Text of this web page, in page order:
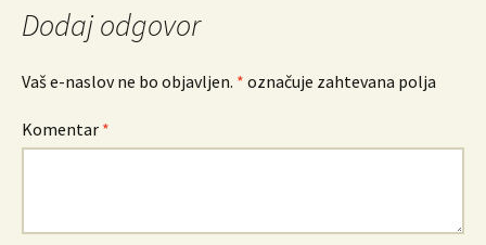
Dodaj odgovor
Vaš e-naslov ne bo objavljen. * označuje zahtevana polja
Komentar *